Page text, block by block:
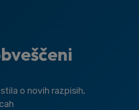
o novih razpisih,